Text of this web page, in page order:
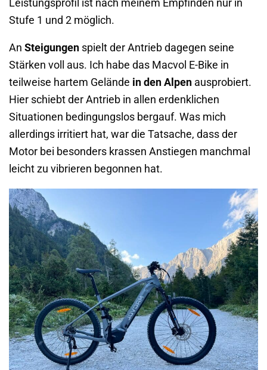
Leistungsprofil ist nach meinem Empfinden nur in
Stufe 1 und 2 möglich.
An Steigungen spielt der Antrieb dagegen seine
Stärken voll aus. Ich habe das Macvol E-Bike in
teilweise hartem Gelände in den Alpen ausprobiert.
Hier schiebt der Antrieb in allen erdenklichen
Situationen bedingungslos bergauf. Was mich
allerdings irritiert hat, war die Tatsache, dass der
Motor bei besonders krassen Anstiegen manchmal
leicht zu vibrieren begonnen hat.